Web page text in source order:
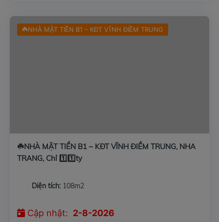
☘️NHÀ MẶT TIỀN B1 – KĐT VĨNH ĐIỀM TRUNG
☘️NHÀ MẶT TIỀN B1 – KĐT VĨNH ĐIỀM TRUNG, NHA
TRANG, Chỉ 1️⃣1️⃣ty
Diện tích: 108m2
Cập nhật: 2-8-2026